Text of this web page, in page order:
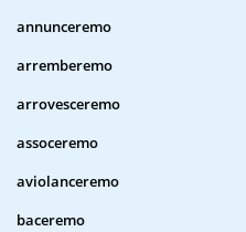
annunceremo
arremberemo
arrovesceremo
assoceremo
aviolanceremo
baceremo